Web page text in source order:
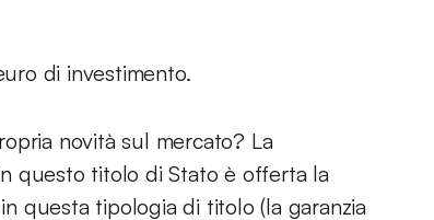
di investimento.
novità sul mercato? La
questo titolo di Stato è offerta la
questa tipologia di titolo (la garanzia